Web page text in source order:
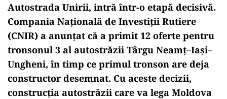
Autostrada Unirii, intră într-o etapă decisivă.
Compania Naţională de Investiţii Rutiere
(CNIR) a anunțat că a primit 12 oferte pentru
tronsonul 3 al autostrăzii Târgu Neamţ–Iaşi–
Ungheni, în timp ce primul tronson are deja
constructor desemnat. Cu aceste decizii,
construcția autostrăzii care va lega Moldova